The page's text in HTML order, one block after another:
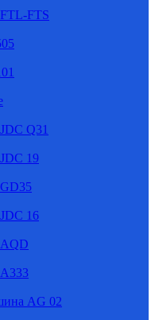
FTS
Q31
19
16
AG 02